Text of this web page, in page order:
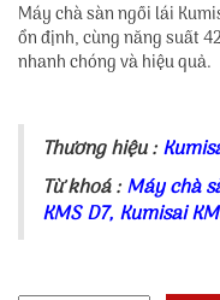
Máy chà sàn ngồi lái
ổn định, cùng năng suất
nhanh chóng và hiệu quả.
Thương hiệu :
Từ khoá :Máy chà
KMS D7, Kumisai